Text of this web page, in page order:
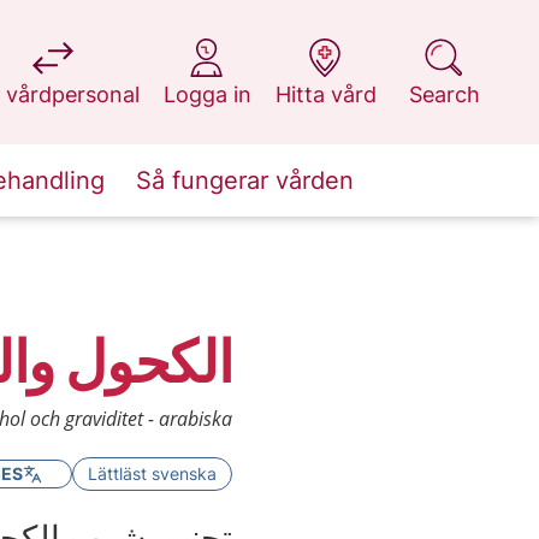
vårdpersonal
at 1177.se
Logga in
at 1177.se
Hitta vård
at 1177.se
Search
at 1177.se
Så fungerar vården
الكحول
och graviditet - arabiska
Lättläst svenska